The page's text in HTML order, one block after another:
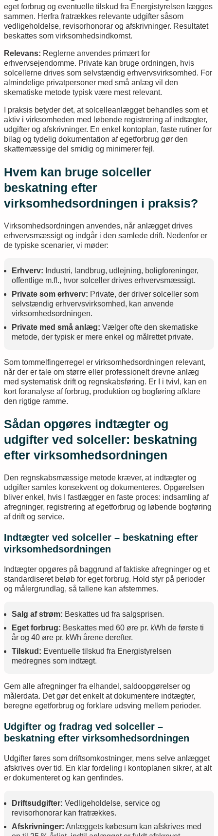
eget forbrug og eventuelle tilskud fra Energistyrelsen lægges
sammen. Herfra fratrækkes relevante udgifter såsom
vedligeholdelse, revisorhonorar og afskrivninger. Resultatet
beskattes som virksomhedsindkomst.
Relevans: Reglerne anvendes primært for
erhvervsejendomme. Private kan bruge ordningen, hvis
solcellerne drives som selvstændig erhvervsvirksomhed. For
almindelige privatpersoner med små anlæg vil den
skematiske metode typisk være mest relevant.
I praksis betyder det, at solcelleanlægget behandles som et
aktiv i virksomheden med løbende registrering af indtægter,
udgifter og afskrivninger. En enkel kontoplan, faste rutiner for
bilag og tydelig dokumentation af egetforbrug gør den
skattemæssige del smidig og minimerer fejl.
Hvem kan bruge solceller
beskatning efter
virksomhedsordningen i praksis?
Virksomhedsordningen anvendes, når anlægget drives
erhvervsmæssigt og indgår i den samlede drift. Nedenfor er
de typiske scenarier, vi møder:
Erhverv: Industri, landbrug, udlejning, boligforeninger,
offentlige m.fl., hvor solceller drives erhvervsmæssigt.
Private som erhverv: Private, der driver solceller som
selvstændig erhvervsvirksomhed, kan anvende
virksomhedsordningen.
Private med små anlæg: Vælger ofte den skematiske
metode, der typisk er mere enkel og målrettet private.
Som tommelfingerregel er virksomhedsordningen relevant,
når der er tale om større eller professionelt drevne anlæg
med systematisk drift og regnskabsføring. Er I i tvivl, kan en
kort foranalyse af forbrug, produktion og bogføring afklare
den rigtige ramme.
Sådan opgøres indtægter og
udgifter ved solceller: beskatning
efter virksomhedsordningen
Den regnskabsmæssige metode kræver, at indtægter og
udgifter samles konsekvent og dokumenteres. Opgørelsen
bliver enkel, hvis I fastlægger en faste proces: indsamling af
afregninger, registrering af egetforbrug og løbende bogføring
af drift og service.
Indtægter ved solceller – beskatning efter
virksomhedsordningen
Indtægter opgøres på baggrund af faktiske afregninger og et
standardiseret beløb for eget forbrug. Hold styr på perioder
og målergrundlag, så tallene kan afstemmes.
Salg af strøm: Beskattes ud fra salgsprisen.
Eget forbrug: Beskattes med 60 øre pr. kWh de første ti
år og 40 øre pr. kWh årene derefter.
Tilskud: Eventuelle tilskud fra Energistyrelsen
medregnes som indtægt.
Gem alle afregninger fra elhandel, saldoopgørelser og
målerdata. Det gør det enkelt at dokumentere indtægter,
beregne egetforbrug og forklare udsving mellem perioder.
Udgifter og fradrag ved solceller –
beskatning efter virksomhedsordningen
Udgifter føres som driftsomkostninger, mens selve anlægget
afskrives over tid. En klar fordeling i kontoplanen sikrer, at alt
er dokumenteret og kan genfindes.
Driftsudgifter: Vedligeholdelse, service og
revisorhonorar kan fratrækkes.
Afskrivninger: Anlæggets købesum kan afskrives med